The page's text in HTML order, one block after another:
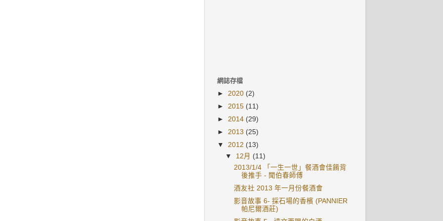
網誌存檔
► 2020 (2)
► 2015 (11)
► 2014 (29)
► 2013 (25)
▼ 2012 (13)
▼ 12月 (11)
2013/1/4 「一生一世」餐酒會佳餚背
後推手 - 聞伯春師傅
酒友社 2013 年一月份餐酒會
影音故事 6- 採石場的香檳 (PANNIER
帕尼爾酒莊)